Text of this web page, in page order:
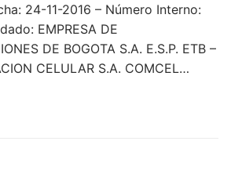
24-11-2016 – Número Interno:
EMPRESA DE
DE BOGOTA S.A. E.S.P. ETB –
CELULAR S.A. COMCEL…